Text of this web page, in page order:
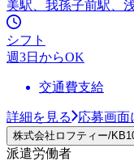
美駅、我孫子前駅、
シフト
週3日からOK
交通費支給
詳細を見る 応募画面
株式会社ロフティー/
派遣労働者